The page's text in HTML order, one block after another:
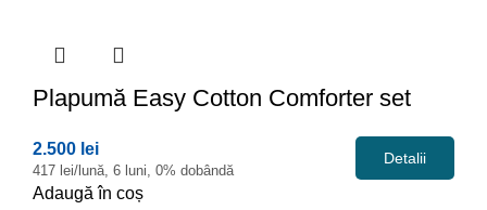
Plapumă Easy Cotton Comforter set
2.500 lei
417 lei/lună, 6 luni, 0% dobândă
Detalii
Adaugă în coș